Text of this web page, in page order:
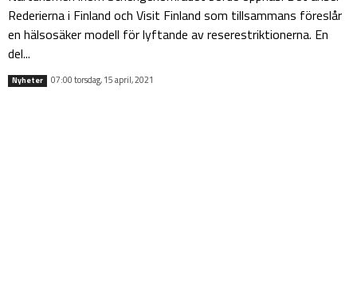
Rederierna i Finland och Visit Finland som tillsammans föreslår
en hälsosäker modell för lyftande av reserestriktionerna. En
del...
Nyheter 07:00 torsdag, 15 april, 2021